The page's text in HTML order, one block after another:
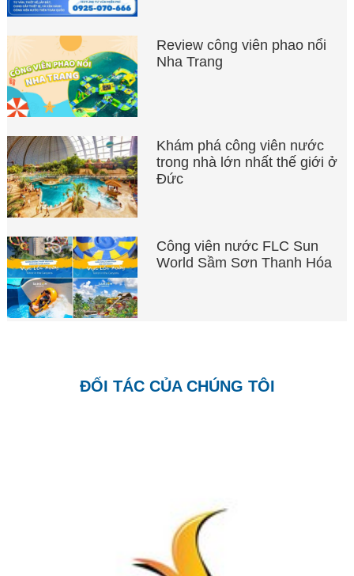
Review công viên phao nổi
Nha Trang
Khám phá công viên nước
trong nhà lớn nhất thế giới ở
Đức
Công viên nước FLC Sun
World Sầm Sơn Thanh Hóa
ĐỐI TÁC CỦA CHÚNG TÔI